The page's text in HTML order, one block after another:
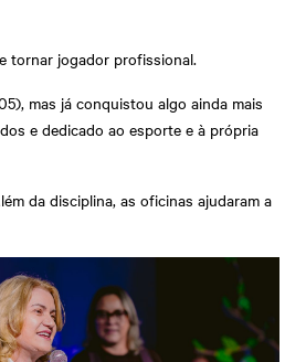
tornar jogador profissional.
mas já conquistou algo ainda mais
e dedicado ao esporte e à própria
da disciplina, as oficinas ajudaram a